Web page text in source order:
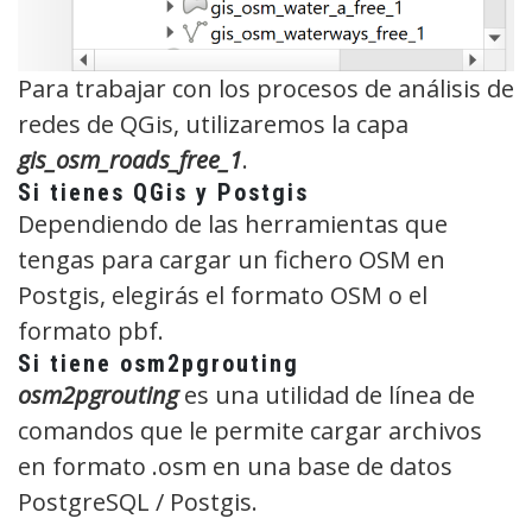
Para trabajar con los procesos de análisis de
redes de QGis, utilizaremos la capa
gis_osm_roads_free_1.
Si tienes QGis y Postgis
Dependiendo de las herramientas que
tengas para cargar un fichero OSM en
Postgis, elegirás el formato OSM o el
formato pbf.
Si tiene osm2pgrouting
osm2pgroutinges una utilidad de línea de
comandos que le permite cargar archivos
en formato .osm en una base de datos
PostgreSQL / Postgis.